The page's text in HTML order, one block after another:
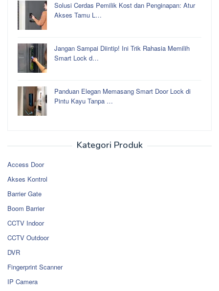
Solusi Cerdas Pemilik Kost dan Penginapan: Atur
Akses Tamu L…
Jangan Sampai Diintip! Ini Trik Rahasia Memilih
Smart Lock d…
Panduan Elegan Memasang Smart Door Lock di
Pintu Kayu Tanpa …
Kategori Produk
Access Door
Akses Kontrol
Barrier Gate
Boom Barrier
CCTV Indoor
CCTV Outdoor
DVR
Fingerprint Scanner
IP Camera